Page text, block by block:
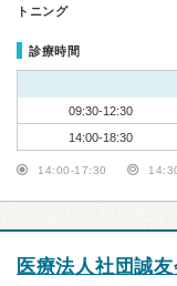
トニング
診療時間
09:30-12:30
14:00-18:30
14:00-17:30
医療法人社団誠友